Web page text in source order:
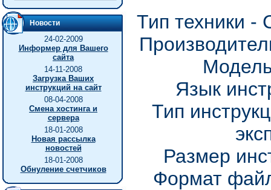
Новости
24-02-2009
Информер для Вашего
сайта
14-11-2008
Загрузка Ваших
инструкций на сайт
08-04-2008
Смена хостинга и
сервера
18-01-2008
Новая рассылка
новостей
18-01-2008
Обнуление счетчиков
Тип техники
Язык
Тип
Размер
Формат